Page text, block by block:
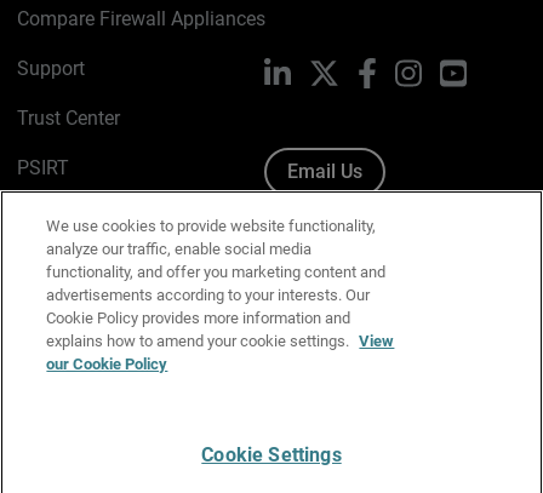
Compare Firewall Appliances
Support
Trust Center
PSIRT
Cookie Policy
Privacy Policy
Media & Brand Kit
Manage Email Preferences
LinkedIn FacebookInstagramYouTube
Email Us
We use cookies to provide website functionality,
analyze our traffic, enable social media
functionality, and offer you marketing content and
advertisements according to your interests. Our
Cookie Policy provides more information and
explains how to amend your cookie settings. View
our Cookie Policy
Cookie Settings